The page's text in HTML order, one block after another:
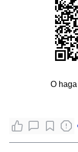
O haga